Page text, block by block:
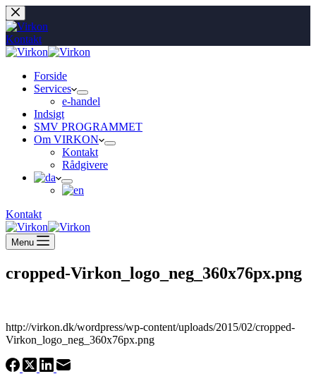
Fortsæt
til
indhold
Kontakt
Forside
Services
e-handel
Indsigt
SMV PROGRAMMET
Om VIRKON
Kontakt
Rådgivere
Kontakt
Menu
cropped-Virkon_logo_neg_360x76px.png
http://virkon.dk/wordpress/wp-content/uploads/2015/02/cropped-
Virkon_logo_neg_360x76px.png